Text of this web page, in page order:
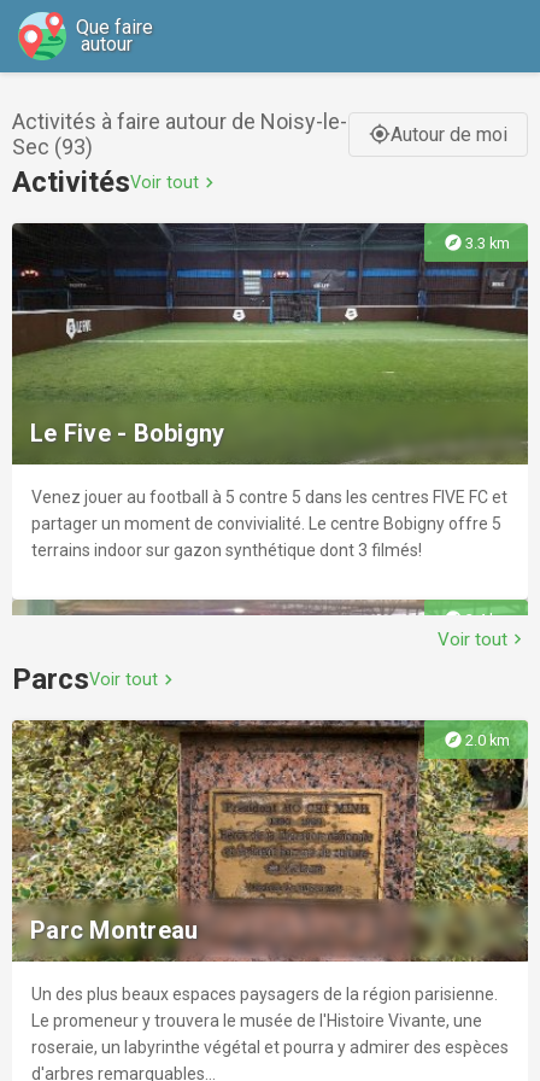
Que faire
autour
Activités à faire autour de Noisy-le-
Sec (93)
gps_fixedAutour de moi
ActivitésVoir tout chevron_right
explore 3.3 km
Le Five - Bobigny
Venez jouer au football à 5 contre 5 dans les centres FIVE FC et
partager un moment de convivialité. Le centre Bobigny offre 5
terrains indoor sur gazon synthétique dont 3 filmés!
explore3.4 km
Piscine municipale Salvador-Allende
Venez nager, faire du sport ou vous détendre à la piscine
municipale Salvador Allende.
explore4.0 km
Voir tout chevron_right
ParcsVoir tout chevron_right
explore 2.0 km
Parc Montreau
Un des plus beaux espaces paysagers de la région parisienne.
Le promeneur y trouvera le musée de l'Histoire Vivante, une
roseraie, un labyrinthe végétal et pourra y admirer des espèces
d'arbres remarquables...